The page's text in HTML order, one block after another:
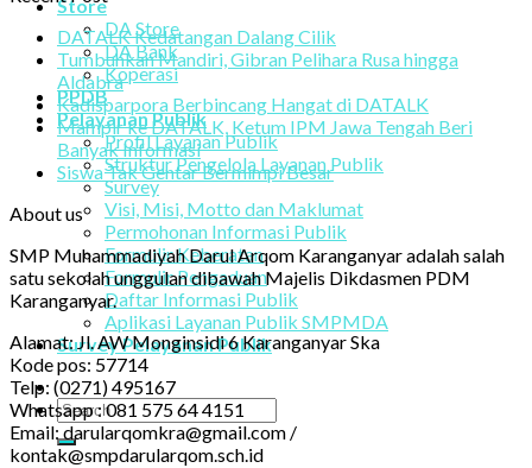
Store
DA Store
DA Bank
Koperasi
PPDB
Pelayanan Publik
Profil Layanan Publik
Struktur Pengelola Layanan Publik
Survey
Visi, Misi, Motto dan Maklumat
Permohonan Informasi Publik
Formulir Keberatan
Formulir Pengaduan
Daftar Informasi Publik
Aplikasi Layanan Publik SMPMDA
Survey Pelayanan Publik
DATALK Kedatangan Dalang Cilik
Tumbuhkan Mandiri, Gibran Pelihara Rusa hingga
Aldabra
Kadisparpora Berbincang Hangat di DATALK
Mampir ke DATALK, Ketum IPM Jawa Tengah Beri
Banyak Informasi
Siswa Tak Gentar Bermimpi Besar
About us
SMP Muhammadiyah Darul Arqom Karanganyar adalah salah
satu sekolah unggulan dibawah Majelis Dikdasmen PDM
Karanganyar.
Alamat: Jl. AW Monginsidi 6 Karanganyar Ska
Kode pos: 57714
Telp: (0271) 495167
Whatsapp : 081 575 64 4151
Email: darularqomkra@gmail.com /
kontak@smpdarularqom.sch.id